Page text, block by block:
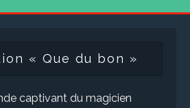
« Que du bon »
captivant du magicien